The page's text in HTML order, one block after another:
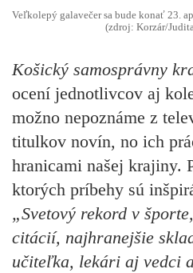
Veľkolepý galavečer sa bude konať 23.
(zdroj: Korzár/
Košický samosprávny
ocení jednotlivcov aj
možno nepoznáme z
titulkov novín, no ich
hranicami našej krajiny.
ktorých príbehy sú
„Svetový rekord v
citácií, najhranejšie
učiteľka, lekári aj vedci